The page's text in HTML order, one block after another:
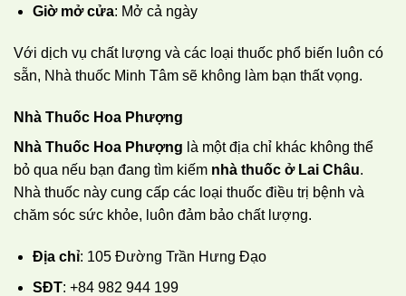
Giờ mở cửa: Mở cả ngày
Với dịch vụ chất lượng và các loại thuốc phổ biến luôn có
sẵn, Nhà thuốc Minh Tâm sẽ không làm bạn thất vọng.
Nhà Thuốc Hoa Phượng
Nhà Thuốc Hoa Phượng là một địa chỉ khác không thể
bỏ qua nếu bạn đang tìm kiếm nhà thuốc ở Lai Châu.
Nhà thuốc này cung cấp các loại thuốc điều trị bệnh và
chăm sóc sức khỏe, luôn đảm bảo chất lượng.
Địa chỉ: 105 Đường Trần Hưng Đạo
SĐT: +84 982 944 199